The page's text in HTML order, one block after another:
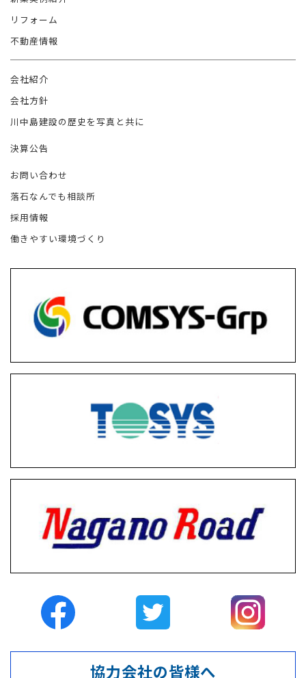
リフォーム
不動産情報
会社紹介
会社方針
川中島建設の歴史を写真と共に
決算公告
お問い合わせ
落石なんでも相談所
採用情報
働きやすい環境づくり
協力会社の皆様へ